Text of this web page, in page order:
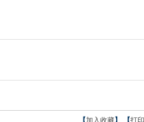
【加入收藏】 【打印